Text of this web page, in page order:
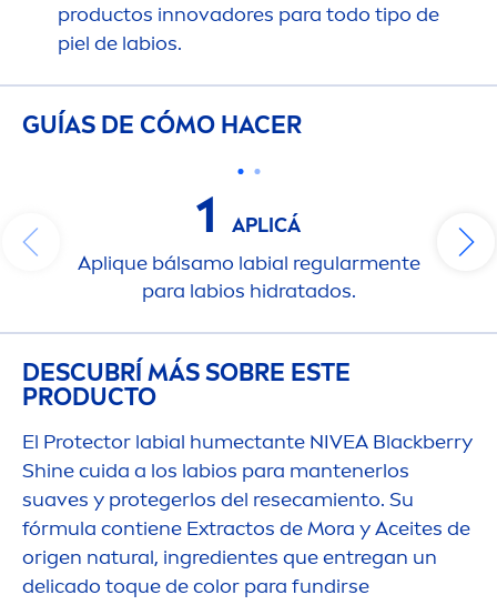
productos innovadores para todo tipo de
piel de labios.
GUÍAS DE CÓMO HACER
1
APLICÁ
Aplique bálsamo labial regularmente
para labios hidratados.
DESCUBRÍ MÁS SOBRE ESTE
PRODUCTO
El Protector labial humectante NIVEA Blackberry
Shinecuida a los labios para mantenerlos
suaves y protegerlos del resecamiento. Su
fórmula contiene Extractos de Mora y Aceites de
origen natural, ingredientes que entregan un
delicado toque decolor para fundirse